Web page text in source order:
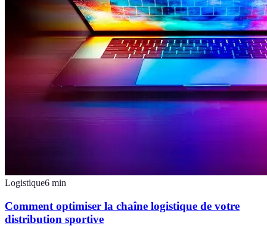
Logistique6 min
Comment optimiser la chaîne logistique de votre
distribution sportive